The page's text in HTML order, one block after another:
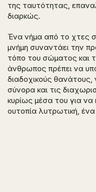
της ταυτότητας,
διαρκώς.
Ένα νήμα από το χτες
μνήμη συναντάει την
τόπο του σώματος και
άνθρωπος πρέπει να
διαδοχικούς θανάτους,
σύνορα και τις
κυρίως μέσα του για να
ουτοπία λυτρωτική,